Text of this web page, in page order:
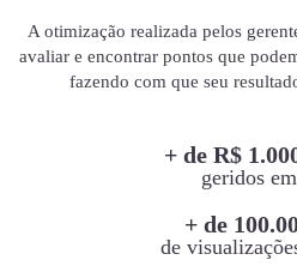
A otimização realizada pelos
avaliar e encontrar pontos que
fazendo com que seu
+ de R$
geridos
+ de
de